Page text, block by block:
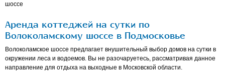
шоссе
Аренда коттеджей на сутки по
Волоколамскому шоссе в Подмосковье
Волоколамское шоссе предлагает внушительный выбор домов на сутки в
окружении леса и водоемов. Вы не разочаруетесь, рассматривая данное
направление для отдыха на выходные в Московской области.